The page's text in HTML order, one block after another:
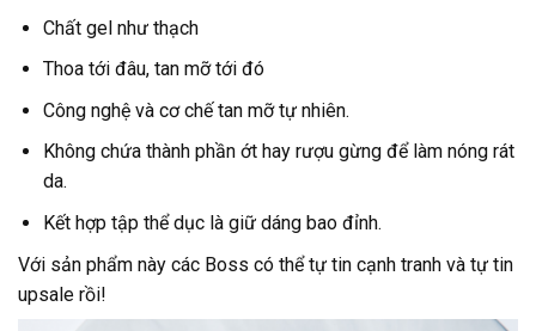
Chất gel như thạch
Thoa tới đâu, tan mỡ tới đó
Công nghệ và cơ chế tan mỡ tự nhiên.
Không chứa thành phần ớt hay rượu gừng để làm nóng rát
da.
Kết hợp tập thể dục là giữ dáng bao đỉnh.
Với sản phẩm này các Boss có thể tự tin cạnh tranh và tự tin
upsale rồi!